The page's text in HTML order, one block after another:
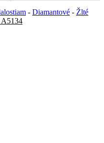
- Diamantové - Žlté
A5134